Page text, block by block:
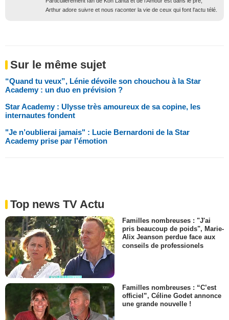
Arthur adore suivre et nous raconter la vie de ceux qui font l'actu télé.
Sur le même sujet
“Quand tu veux”, Lénie dévoile son chouchou à la Star
Academy : un duo en prévision ?
Star Academy : Ulysse très amoureux de sa copine, les
internautes fondent
"Je n’oublierai jamais" : Lucie Bernardoni de la Star
Academy prise par l’émotion
Top news TV Actu
Familles nombreuses : "J'ai
pris beaucoup de poids", Marie-
Alix Jeanson perdue face aux
conseils de professionels
Familles nombreuses : “C’est
officiel”, Céline Godet annonce
une grande nouvelle !